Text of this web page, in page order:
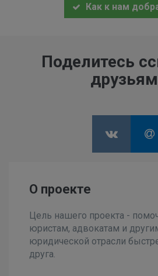
Как к нам
Поделитесь
О проекте
Цель нашего проекта -
юристам, адвокатам и
юридической отрасли
друга.